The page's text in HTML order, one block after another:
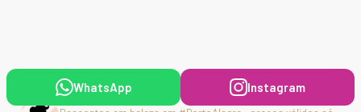
maisbonitapormenos
WhatsApp Instagram